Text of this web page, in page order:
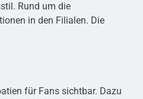
Rund um die
in den Filialen. Die
für Fans sichtbar. Dazu